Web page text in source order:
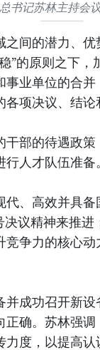
书记苏林主持会
间的潜力、
”的原则之下，
业单位的合
项决议、结论
部的待遇政
人才队伍准备
、高效并具
决议精神来推
争力的核心
成功召开新
确。苏林强
度，以提高